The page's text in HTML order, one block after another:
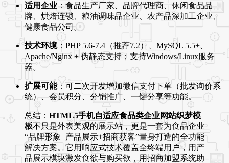
适用企业 ：食品生产厂家、品牌代理商、休闲食品品
牌、烘焙连锁、粮油调味品企业、农产品深加工企业、
健康食品公司。
技术环境：PHP 5.6-7.4（推荐7.2）、MySQL 5.5+、
Apache/Nginx + 伪静态支持；支持Windows/Linux服务
器。
扩展可能：可二次开发增加微信支付下单（批发询价系
统）、会员积分、分销推广、一键分享等功能。
总结： HTML5手机自适应食品类企业网站织梦模
板不只是外表美观的展示站，更是一套为食品企业
“品牌形象+产品展示+招商获客”量身打造的全功能
解决方案。它用响应式技术覆盖全终端用户，用产
品展示模块激发食欲与购买欲，用招商加盟系统助